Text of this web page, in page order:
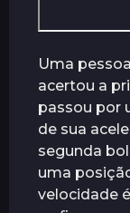
Uma
acertou a
passou por
de sua
segunda
uma
velocidade